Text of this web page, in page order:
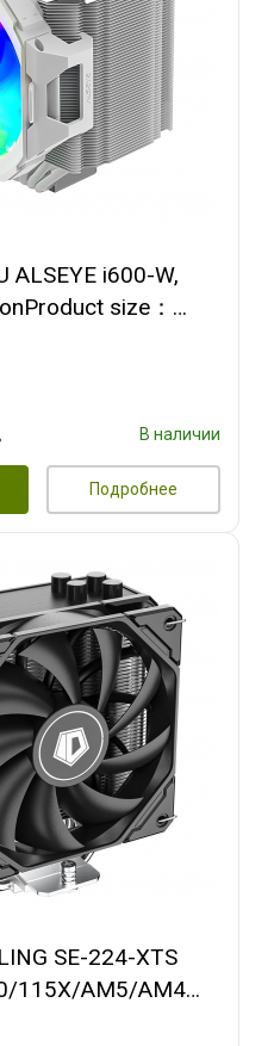
ALSEYE i600-W,
size：
：
В наличии
Подробнее
SE-224-XTS
115X/AM5/AM4
220W, PWM, 4